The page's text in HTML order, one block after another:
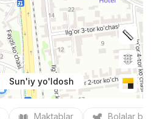
Sun'iy yo'ldosh
Maktablar Bolalar